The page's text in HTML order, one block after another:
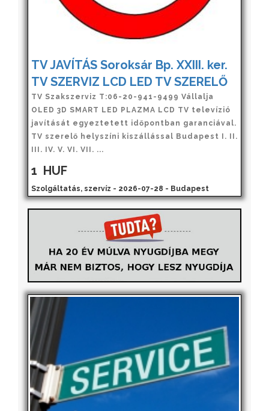
TV JAVÍTÁS Soroksár Bp. XXIII. ker.
TV SZERVIZ LCD LED TV SZERELŐ
TV Szakszerviz T:06-20-941-9499 Vállalja
OLED 3D SMART LED PLAZMA LCD TV televízió
javítását egyeztetett időpontban garanciával.
TV szerelő helyszíni kiszállással Budapest I. II.
III. IV. V. VI. VII. ...
1 HUF
Szolgáltatás, szervíz - 2026-07-28 - Budapest